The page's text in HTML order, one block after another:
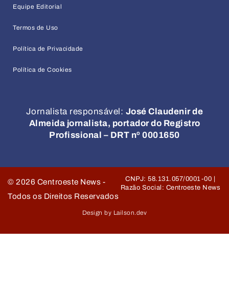
Equipe Editorial
Termos de Uso
Política de Privacidade
Política de Cookies
Jornalista responsável: José Claudenir de
Almeida jornalista, portador do Registro
Profissional – DRT nº 0001650
© 2026 Centroeste News -
Todos os Direitos Reservados
CNPJ: 58.131.057/0001-00 |
Razão Social: Centroeste News
Design by Lailson.dev